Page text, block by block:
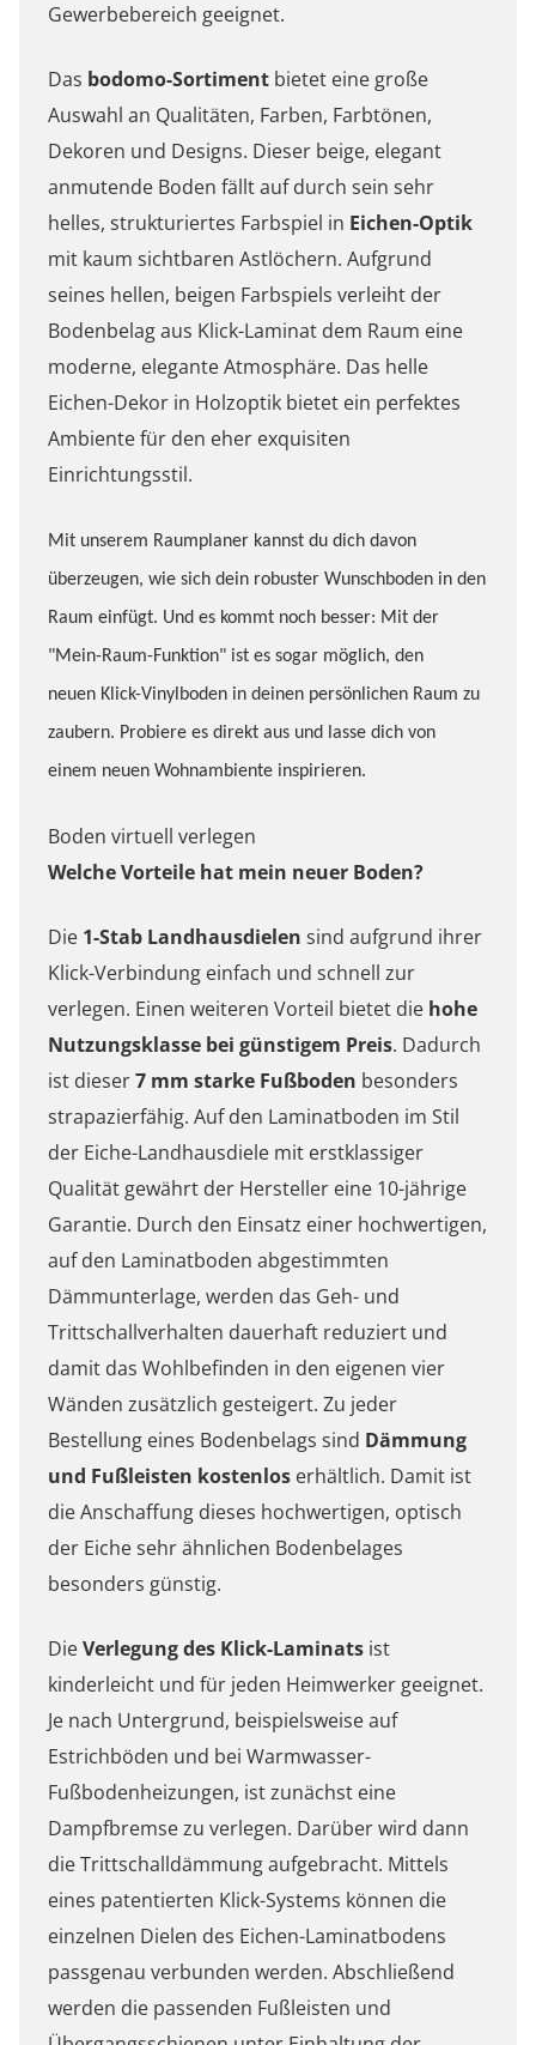
Gewerbebereich geeignet.
Das bodomo-Sortiment bietet eine große
Auswahl an Qualitäten, Farben, Farbtönen,
Dekoren und Designs. Dieser beige, elegant
anmutende Boden fällt auf durch sein sehr
helles, strukturiertes Farbspiel in Eichen-Optik
mit kaum sichtbaren Astlöchern. Aufgrund
seines hellen, beigen Farbspiels verleiht der
Bodenbelag aus Klick-Laminat dem Raum eine
moderne, elegante Atmosphäre. Das helle
Eichen-Dekor in Holzoptik bietet ein perfektes
Ambiente für den eher exquisiten
Einrichtungsstil.
Mit unserem Raumplaner kannst du dich davon
überzeugen, wie sich dein robuster Wunschboden in den
Raum einfügt. Und es kommt noch besser: Mit der
"Mein-Raum-Funktion" ist es sogar möglich, den
neuen Klick-Vinylboden in deinen persönlichen Raum zu
zaubern. Probiere es direkt aus und lasse dich von
einem neuen Wohnambiente inspirieren.
Boden virtuell verlegen
Welche Vorteile hat mein neuer Boden?
Die 1-Stab Landhausdielen sind aufgrund ihrer
Klick-Verbindung einfach und schnell zur
verlegen. Einen weiteren Vorteil bietet die hohe
Nutzungsklasse bei günstigem Preis. Dadurch
ist dieser7 mm starke Fußboden besonders
strapazierfähig. Auf den Laminatboden im Stil
der Eiche-Landhausdiele mit erstklassiger
Qualität gewährt der Hersteller eine 10-jährige
Garantie. Durch den Einsatz einer hochwertigen,
auf den Laminatboden abgestimmten
Dämmunterlage, werden das Geh- und
Trittschallverhalten dauerhaft reduziert und
damit das Wohlbefinden in den eigenen vier
Wänden zusätzlich gesteigert. Zu jeder
Bestellung eines Bodenbelags sind Dämmung
und Fußleisten kostenlos erhältlich. Damit ist
die Anschaffung dieses hochwertigen, optisch
der Eiche sehr ähnlichen Bodenbelages
besonders günstig.
DieVerlegung des Klick-Laminats ist
kinderleicht und für jeden Heimwerker geeignet.
Je nach Untergrund, beispielsweise auf
Estrichböden und bei Warmwasser-
Fußbodenheizungen, ist zunächst eine
Dampfbremse zu verlegen. Darüber wird dann
die Trittschalldämmung aufgebracht. Mittels
eines patentierten Klick-Systems können die
einzelnen Dielen des Eichen-Laminatbodens
passgenau verbunden werden. Abschließend
werden die passenden Fußleisten und